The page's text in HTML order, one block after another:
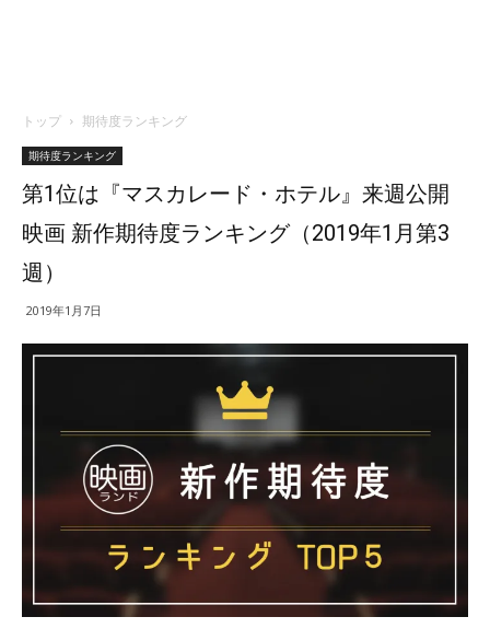
トップ 期待度ランキング
期待度ランキング
第1位は『マスカレード・ホテル』来週公開
映画 新作期待度ランキング（2019年1月第3
週）
2019年1月7日